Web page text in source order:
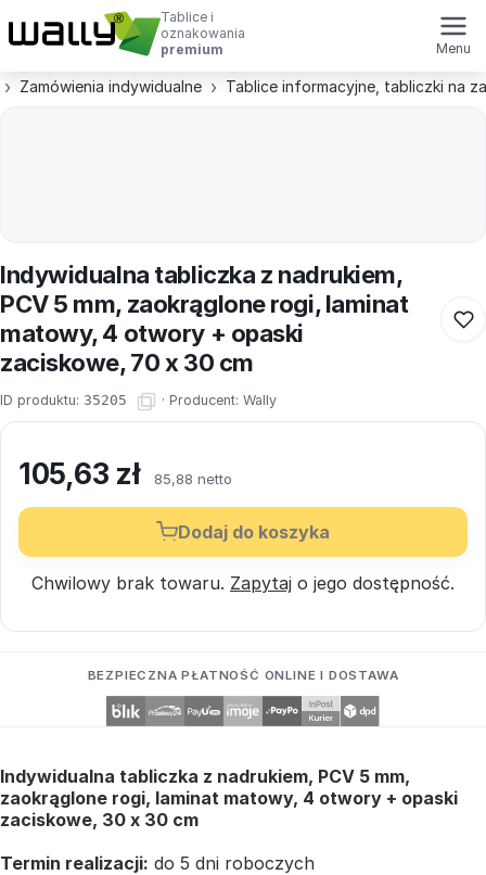
Tablice i
oznakowania
premium
Menu
Zamówienia indywidualne Tablice informacyjne, tabliczki na
Indywidualna tabliczka z nadrukiem,
PCV 5 mm, zaokrąglone rogi, laminat
matowy, 4 otwory + opaski
zaciskowe, 70 x 30 cm
ID produktu: 35205 · Producent: Wally
105,63 zł 85,88 netto
Dodaj do koszyka
Chwilowy brak towaru. Zapytaj o jego dostępność.
BEZPIECZNA PŁATNOŚĆ ONLINE I DOSTAWA
Indywidualna tabliczka z nadrukiem, PCV 5 mm,
zaokrąglone rogi, laminat matowy, 4 otwory + opaski
zaciskowe, 30 x 30 cm
Termin realizacji: do 5 dni roboczych